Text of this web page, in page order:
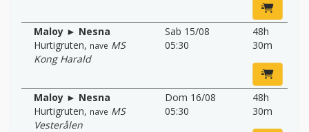
Maloy ► Nesna
Hurtigruten, nave MS
Kong Harald
Sab 15/08
05:30
48h
30m
Maloy ► Nesna
Hurtigruten, nave MS
Vesterålen
Dom 16/08
05:30
48h
30m